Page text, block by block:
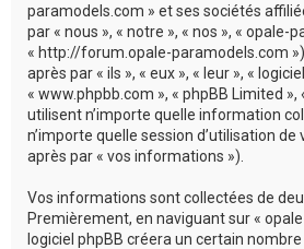
paramodels.com » et ses sociétés
par « nous », « notre », « nos », « opale-
« http://forum.opale-paramodels.com
après par « ils », « eux », « leur », «
« www.phpbb.com », « phpBB Limited »,
utilisent n’importe quelle information
n’importe quelle session d’utilisation
après par « vos informations »).
Vos informations sont collectées de
Premièrement, en naviguant sur «
logiciel phpBB créera un certain